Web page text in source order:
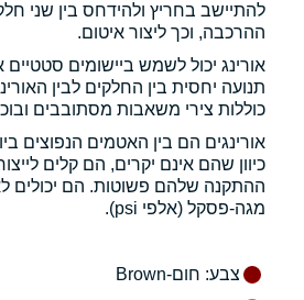
להתיישב בחריץ ולהידחס בין שני
ההרכבה, וכך ליצור איטום.
אורינג יכול לשמש ביישומים
תנועה יחסית בין החלקים לבין
כוללות צירי משאבות מסתובבים
אורינגים הם בין האטמים הנפוצים
כיוון שהם אינם יקרים, הם קלים
ההתקנה שלהם פשוטות. הם יכולים
מגה-פסקל (אלפי psi).
צבע: חום-Brown